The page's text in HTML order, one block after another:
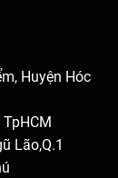
Huyện Hóc
Lão,Q.1